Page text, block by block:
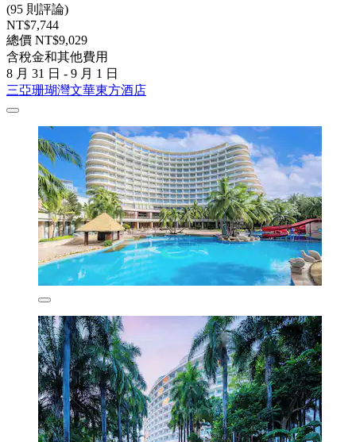
(95 則評論)
NT$7,744
總價 NT$9,029
含稅金和其他費用
8 月 31 日 - 9 月 1 日
三亞珊瑚灣文華東方酒店